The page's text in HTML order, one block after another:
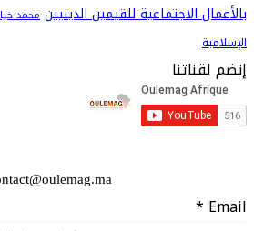
الاجتماعية للقيمين الدينيين محمد خياري وزارة
contact@oulemag.ma